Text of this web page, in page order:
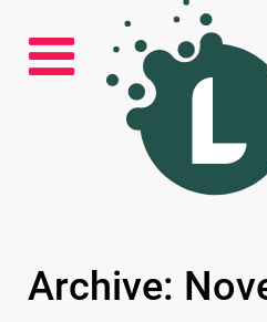
Archive: